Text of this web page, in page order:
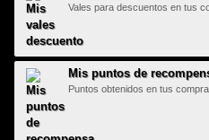
Vales para descuentos en tus
Mis puntos de
Puntos obtenidos en tus